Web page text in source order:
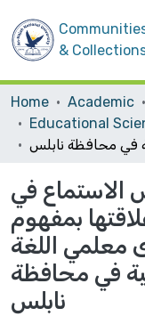
&
Home Academic
Educational
في
بمفهوم
معلمي اللغة
في محافظة
نابلس